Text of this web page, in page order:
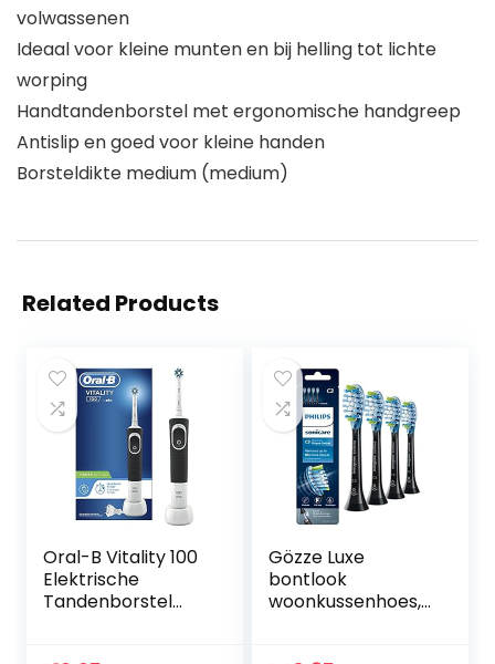
volwassenen
Ideaal voor kleine munten en bij helling tot lichte
worping
Handtandenborstel met ergonomische handgreep
Antislip en goed voor kleine handen
Borsteldikte medium (medium)
Related Products
Oral-B Vitality 100
Elektrische
Tandenborstel
Gözze Luxe
bontlook
woonkussenhoes,